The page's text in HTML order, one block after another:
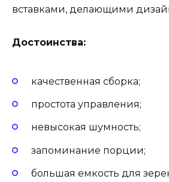
вставками, делающими
Достоинства:
качественная сборка;
простота управления;
невысокая шумность;
запоминание порции;
большая емкость для